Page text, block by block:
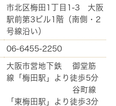
市北区梅田1丁目1-3 大阪
駅前第3ビル1階（南側・2
号線沿い）
06-6455-2250
大阪市営地下鉄 御堂筋
線「梅田駅」より徒歩5分
谷町線
「東梅田駅」より徒歩3分